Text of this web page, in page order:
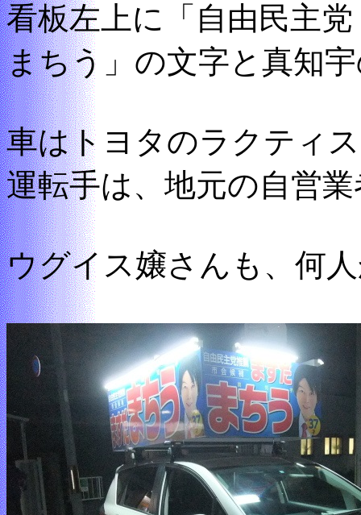
看板左上に「自由民
まちう」の文字と真知
車はトヨタのラクティ
運転手は、地元の自営
ウグイス嬢さんも、何